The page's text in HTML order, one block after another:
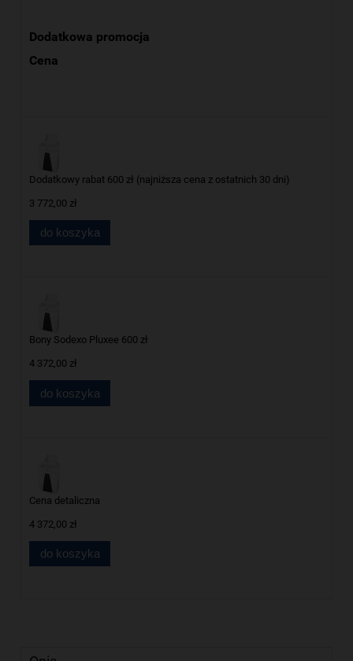
Dodatkowa promocja
Cena
Dodatkowy rabat 600 zł (najniższa cena z ostatnich 30 dni)
3 772,00 zł
do koszyka
Bony Sodexo Pluxee 600 zł
4 372,00 zł
do koszyka
Cena detaliczna
4 372,00 zł
do koszyka